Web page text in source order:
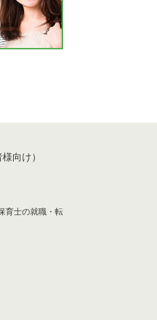
向け）
育士の就職・転